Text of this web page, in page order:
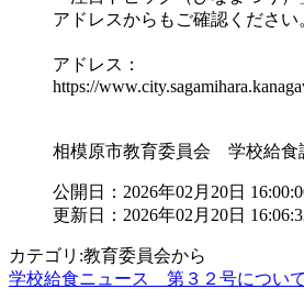
アドレスからもご確認ください
アドレス：
https://
相模原市教育委員会 学校給食
公開日：2026年02月20日
更新日：2026年02月20日
カテゴリ:教育委員会から
学校給食ニュース 第３２号について